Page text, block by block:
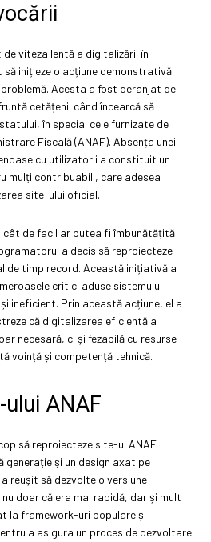
viteza lentă a digitalizării în
inițieze o acțiune demonstrativă
Acesta a fost deranjat de
cetățenii când încearcă să
în special cele furnizate de
Fiscală (ANAF). Absența unei
cu utilizatorii a constituit un
mulți contribuabili, care adesea
site-ului oficial.
de facil ar putea fi îmbunătățită
a decis să reproiecteze
de timp record. Această inițiativă a
critici aduse sistemului
ineficient. Prin această acțiune, el a
că digitalizarea eficientă a
necesară, ci și fezabilă cu resurse
voință și competență tehnică.
ANAF
să reproiecteze site-ul ANAF
generație și un design axat pe
reușit să dezvolte o versiune
doar că era mai rapidă, dar și mult
la framework-uri populare și
a asigura un proces de dezvoltare